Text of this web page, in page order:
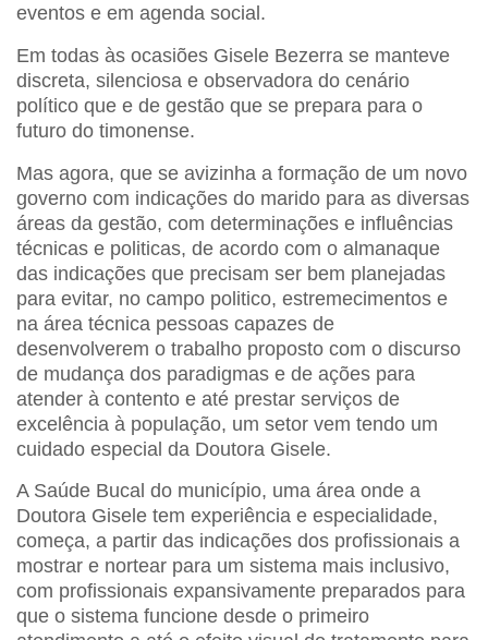
eventos e em agenda social.
Em todas às ocasiões Gisele Bezerra se manteve
discreta, silenciosa e observadora do cenário
político que e de gestão que se prepara para o
futuro do timonense.
Mas agora, que se avizinha a formação de um novo
governo com indicações do marido para as diversas
áreas da gestão, com determinações e influências
técnicas e politicas, de acordo com o almanaque
das indicações que precisam ser bem planejadas
para evitar, no campo politico, estremecimentos e
na área técnica pessoas capazes de
desenvolverem o trabalho proposto com o discurso
de mudança dos paradigmas e de ações para
atender à contento e até prestar serviços de
excelência à população, um setor vem tendo um
cuidado especial da Doutora Gisele.
A Saúde Bucal do município, uma área onde a
Doutora Gisele tem experiência e especialidade,
começa, a partir das indicações dos profissionais a
mostrar e nortear para um sistema mais inclusivo,
com profissionais expansivamente preparados para
que o sistema funcione desde o primeiro